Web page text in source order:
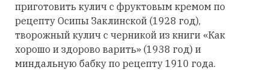
приготовить кулич с фруктовым кремом по
рецепту Осипы Заклинской (1928 год),
творожный кулич с черникой из книги «Как
хорошо и здорово варить» (1938 год) и
миндальную бабку по рецепту 1910 года.